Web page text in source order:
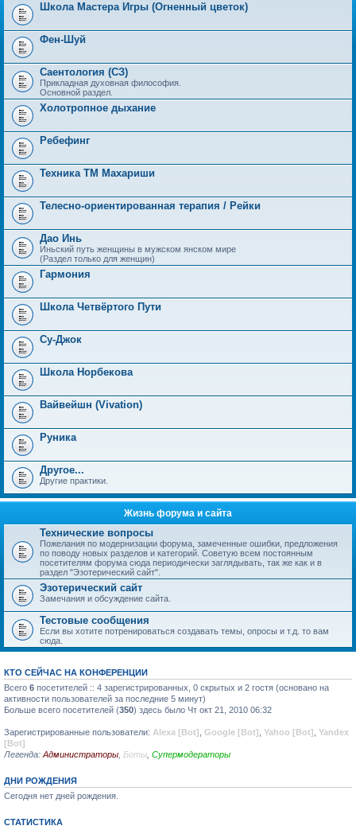
Школа Мастера Игры (Огненный цветок)
Фен-Шуй
Саентология (СЗ)
Прикладная духовная философия.
Основной раздел.
Холотропное дыхание
Ребефинг
Техника ТМ Махариши
Телесно-ориентированная терапия / Рейки
Дао Инь
Иньский путь женщины в мужском янском мире
(Раздел только для женщин)
Гармония
Школа Четвёртого Пути
Су-Джок
Школа Норбекова
Вайвейшн (Vivation)
Руника
Другое...
Другие практики.
Жизнь форума и сайта
Технические вопросы
Пожелания по модернизации форума, замеченные ошибки, предложения
по поводу новых разделов и категорий. Советую всем постоянным
посетителям форума сюда периодически заглядывать, так же как и в
раздел "Эзотерический сайт".
Эзотерический сайт
Замечания и обсуждение сайта.
Тестовые сообщения
Если вы хотите потренироваться создавать темы, опросы и т.д. то вам
сюда.
КТО СЕЙЧАС НА КОНФЕРЕНЦИИ
Всего 6 посетителей :: 4 зарегистрированных, 0 скрытых и 2 гостя (основано на
активности пользователей за последние 5 минут)
Больше всего посетителей (350) здесь было Чт окт 21, 2010 06:32
Зарегистрированные пользователи: Alexa [Bot] Google [Bot] Yahoo [Bot] Yandex
[Bot]
Легенда: Администраторы Боты Супермодераторы
ДНИ РОЖДЕНИЯ
Сегодня нет дней рождения.
СТАТИСТИКА